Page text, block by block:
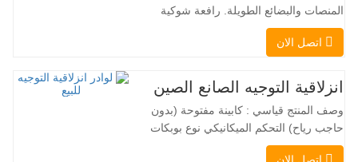
المنصات والبضائع الطويلة. رافعة شوكية
ثنائية الاستخدام، تجمع بين مزايا الرافعة
الشوكية والرافعة الجانبية. محركها الكهربائي
بزاوية 360 درجة، يُمكّنان من تغيير الاتجاه
بسلاسة دون انقطاع في تدفق الحمولة، مما
يجعل TOPWINMC…
اتصل الان
انزلاقية التوجيه الصانع الصين
وصف المنتج قياسي : كابينة مفتوحة (بدون
حاجب رياح) التحكم الميكانيكي نوع بوبكات
عقبة ومقرنة سريعة ||| مضخة هيدروليكية